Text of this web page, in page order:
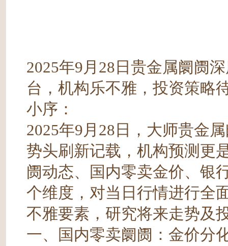
2025年9月28日贵金属阛阓
台，机构乐不雅，投资策略
小序：
2025年9月28日，大师贵金
势头刷新记载，机构预测更
阓动态、国内零卖金价、银
个维度，对当日行情进行全
不雅要素，研究将来走势及
一、国内零卖阛阓：金价分